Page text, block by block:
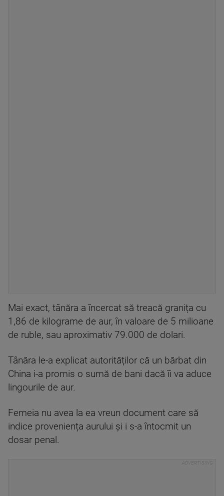
Mai exact, tânăra a încercat să treacă granița cu
1,86 de kilograme de aur, în valoare de 5 milioane
de ruble, sau aproximativ 79.000 de dolari.
Tânăra le-a explicat autorităților că un bărbat din
China i-a promis o sumă de bani dacă îi va aduce
lingourile de aur.
Femeia nu avea la ea vreun document care să
indice proveniența aurului și i s-a întocmit un
dosar penal.